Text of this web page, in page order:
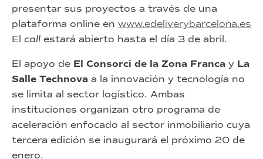
presentar sus proyectos a través de una
plataforma online en www.edeliverybarcelona.es
El call estará abierto hasta el día 3 de abril.
El apoyo de El Consorci de la Zona Franca y La
Salle Technova a la innovación y tecnología no
se limita al sector logístico. Ambas
instituciones organizan otro programa de
aceleración enfocado al sector inmobiliario cuya
tercera edición se inaugurará el próximo 20 de
enero.